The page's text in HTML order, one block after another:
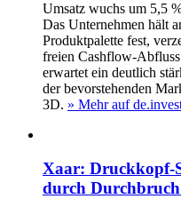
Umsatz wuchs um 5,5
Das Unternehmen hält
Produktpalette fest,
freien Cashflow-
erwartet ein deutlich
der bevorstehenden
3D. » Mehr auf
Xaar: Druckkopf-
durch